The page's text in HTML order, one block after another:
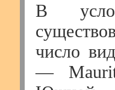
В
число
—